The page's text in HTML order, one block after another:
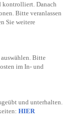
kontrolliert. Danach
Bitte veranlassen
Sie weitere
Bitte
im In- und
und unterhalten.
HIER